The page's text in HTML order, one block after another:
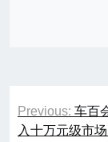
文
章
Previous: 车百
入十万元级市